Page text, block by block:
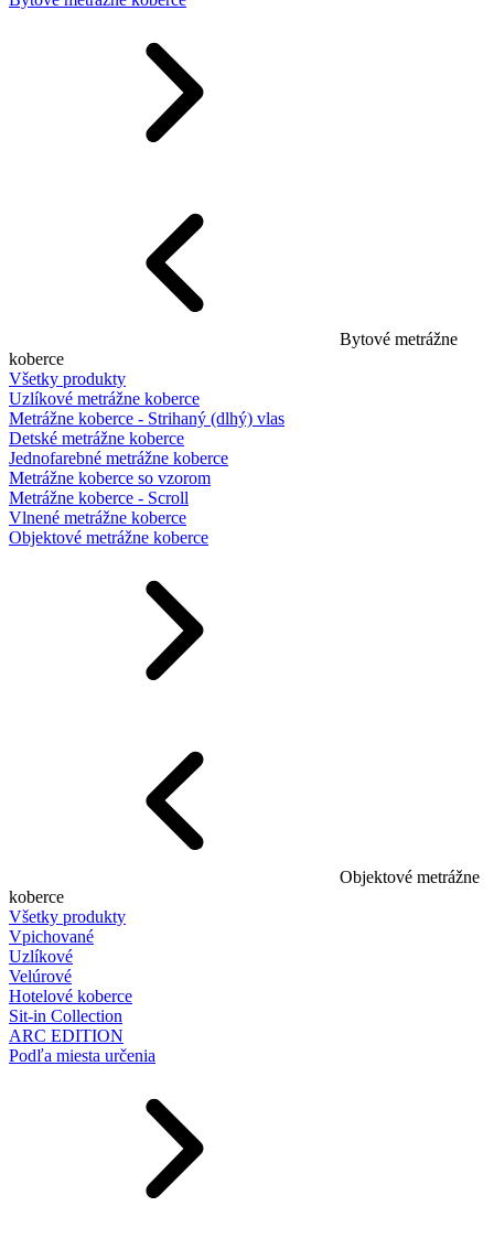
Bytové metrážne
koberce
Všetky produkty
Uzlíkové metrážne koberce
Metrážne koberce - Strihaný (dlhý) vlas
Detské metrážne koberce
Jednofarebné metrážne koberce
Metrážne koberce so vzorom
Metrážne koberce - Scroll
Vlnené metrážne koberce
Objektové metrážne koberce
Objektové metrážne
koberce
Všetky produkty
Vpichované
Uzlíkové
Velúrové
Hotelové koberce
Sit-in Collection
ARC EDITION
Podľa miesta určenia